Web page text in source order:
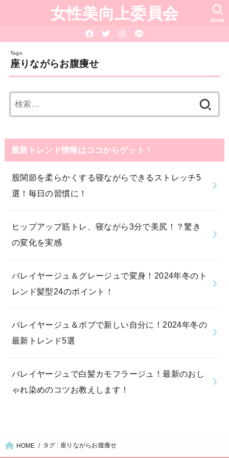
女性美向上委員会 SEARCH
座りながらお腹痩せ
索:
最新トレンド情報はココからゲット！
股関節を柔らかくする寝ながらできるストレッチ5
選！毎日の習慣に！
ヒップアップ筋トレ、寝ながら3分で美尻！？驚き
の変化を実感
バレイヤージュ＆グレージュで変身！2024年冬のト
レンド髪型24のポイント！
バレイヤージュ＆ボブで新しい自分に！2024年冬の
最新トレンド5選
バレイヤージュで白髪カモフラージュ！最新のおし
ゃれ染めのコツお教えします！
HOME タグ : 座りながらお腹痩せ